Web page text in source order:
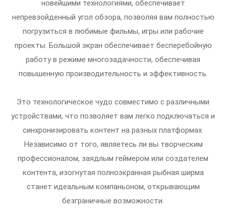
новейшими технологиями, обеспечивает
непревзойденный угол обзора, позволяя вам полностью
погрузиться в любимые фильмы, игры или рабочие
проекты. Большой экран обеспечивает бесперебойную
работу в режиме многозадачности, обеспечивая
повышенную производительность и эффективность.
Это технологическое чудо совместимо с различными
устройствами, что позволяет вам легко подключаться и
синхронизировать контент на разных платформах.
Независимо от того, являетесь ли вы творческим
профессионалом, заядлым геймером или создателем
контента, изогнутая полноэкранная рыбная ширма
станет идеальным компаньоном, открывающим
безграничные возможности.